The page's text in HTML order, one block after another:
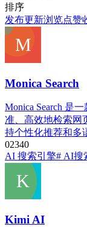
排序
发布更新浏览点赞
Monica Search
Monica Search 是
准、高效地检索网
持个性化推荐和多
02340
AI 搜索引擎# AI搜
Kimi AI